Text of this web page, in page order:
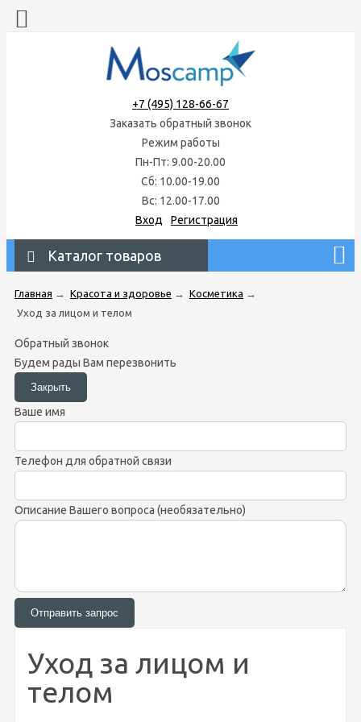
+7 (495) 128-66-67
Заказать обратный звонок
Режим работы
Пн-Пт: 9.00-20.00
Сб: 10.00-19.00
Вс: 12.00-17.00
Вход
Регистрация
Каталог товаров
Главная → Красота и здоровье → Косметика →
Уход за лицом и телом
Обратный звонок
Будем рады Вам перезвонить
Ваше имя
Телефон для обратной связи
Описание Вашего вопроса (необязательно)
Уход за лицом и
телом